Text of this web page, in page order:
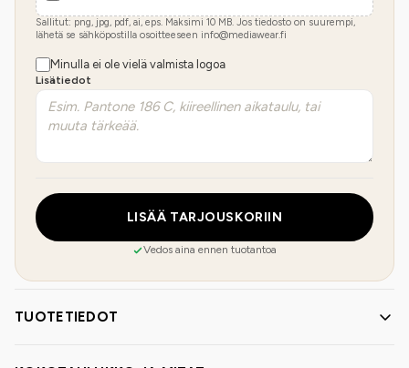
Sallitut: png, jpg, pdf, ai, eps. Maksimi 10 MB. Jos tiedosto on suurempi,
lähetä se sähköpostilla osoitteeseen info@mediawear.fi
Minulla ei ole vielä valmista logoa
Lisätiedot
LISÄÄ TARJOUSKORIIN
Vedos aina ennen tuotantoa
TUOTETIEDOT